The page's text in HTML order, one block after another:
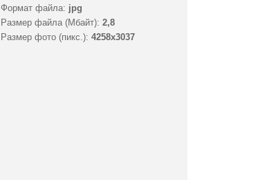
Формат файла: jpg
Размер файла (Мбайт): 2,8
Размер фото (пикс.): 4258x3037